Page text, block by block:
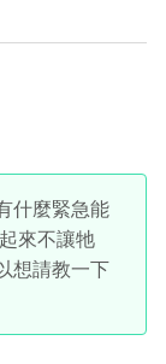
什麼緊急能
來不讓牠
想請教一下